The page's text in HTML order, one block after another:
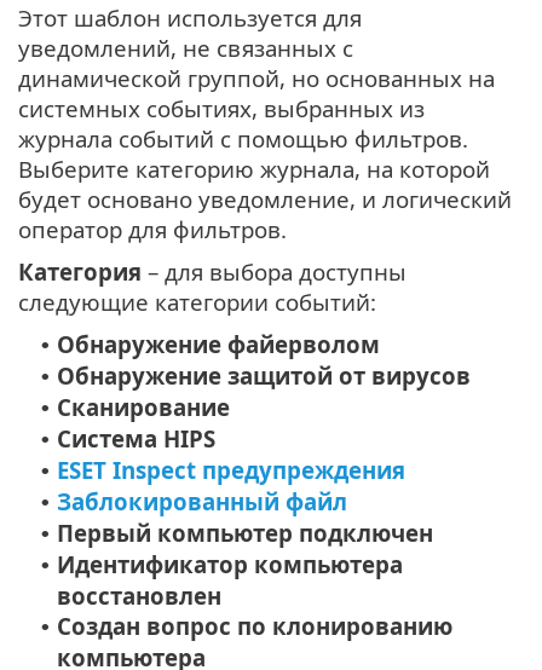
Этот шаблон используется для
уведомлений, не связанных с
динамической группой, но основанных на
системных событиях, выбранных из
журнала событий с помощью фильтров.
Выберите категорию журнала, на которой
будет основано уведомление, и логический
оператор для фильтров.
Категория – для выбора доступны
следующие категории событий:
• Обнаружение файерволом
• Обнаружение защитой от вирусов
• Сканирование
• Система HIPS
• ESET Inspect предупреждения
• Заблокированный файл
• Первый компьютер подключен
• Идентификатор компьютера
восстановлен
• Создан вопрос по клонированию
компьютера